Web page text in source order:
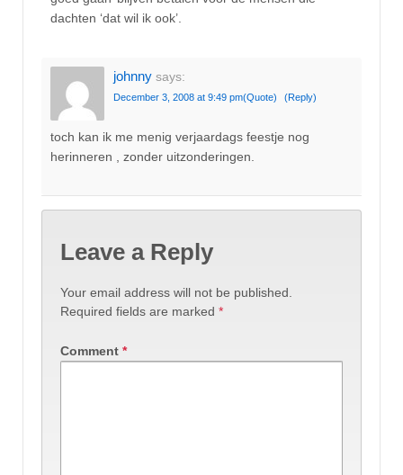
dachten ‘dat wil ik ook’.
johnny says:
December 3, 2008 at 9:49 pm(Quote) (Reply)
toch kan ik me menig verjaardags feestje nog
herinneren , zonder uitzonderingen.
Leave a Reply
Your email address will not be published.
Required fields are marked *
Comment *